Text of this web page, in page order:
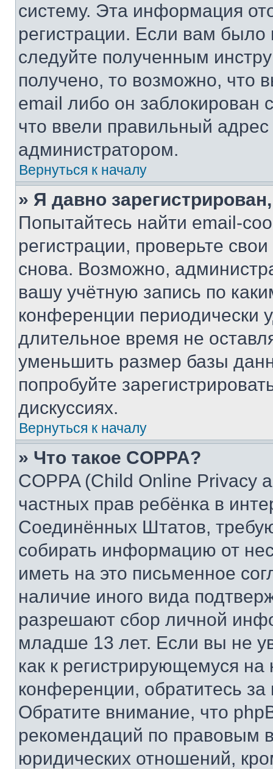
систему. Эта информация
регистрации. Если вам
следуйте полученным
получено, то возможно, что
email либо он
что ввели правильный адрес
администратором.
Вернуться к началу
» Я давно
Попытайтесь найти email-
регистрации, проверьте
снова. Возможно,
вашу учётную запись по
конференции периодически
длительное время не
уменьшить размер базы
попробуйте
дискуссиях.
Вернуться к началу
» Что такое COPPA?
COPPA (Child Online Privacy
частных прав ребёнка в
Соединённых Штатов,
собирать информацию от
иметь на это письменное
наличие иного вида
разрешают сбор личной
младше 13 лет. Если вы не
как к регистрирующемуся
конференции, обратитесь
Обратите внимание, что
рекомендаций по правовым
юридических отношений,